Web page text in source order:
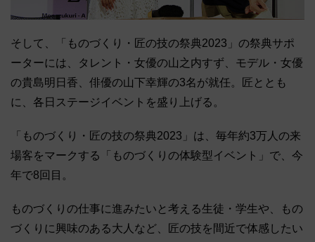
そして、「ものづくり・匠の技の祭典2023」の祭典サポ
ーターには、タレント・女優の山之内すず、モデル・女優
の貴島明日香、俳優の山下幸輝の3名が就任。匠ととも
に、各日ステージイベントを盛り上げる。
「ものづくり・匠の技の祭典2023」は、毎年約3万人の来
場客をマークする「ものづくりの体験型イベント」で、今
年で8回目。
ものづくりの仕事に進みたいと考える生徒・学生や、もの
づくりに興味のある大人など、匠の技を間近で体感したい